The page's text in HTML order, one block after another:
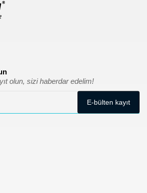
olun, sizi haberdar edelim!